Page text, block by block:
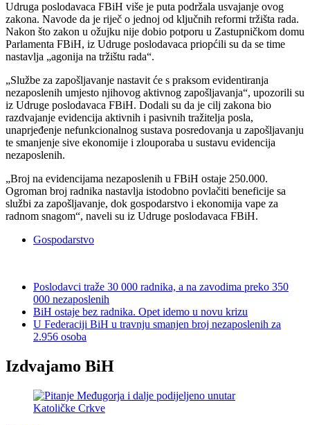
Udruga poslodavaca FBiH više je puta podržala usvajanje ovog
zakona. Navode da je riječ o jednoj od ključnih reformi tržišta rada.
Nakon što zakon u ožujku nije dobio potporu u Zastupničkom domu
Parlamenta FBiH, iz Udruge poslodavaca priopćili su da se time
nastavlja „agonija na tržištu rada“.
„Službe za zapošljavanje nastavit će s praksom evidentiranja
nezaposlenih umjesto njihovog aktivnog zapošljavanja“, upozorili su
iz Udruge poslodavaca FBiH. Dodali su da je cilj zakona bio
razdvajanje evidencija aktivnih i pasivnih tražitelja posla,
unaprjeđenje nefunkcionalnog sustava posredovanja u zapošljavanju
te smanjenje sive ekonomije i zlouporaba u sustavu evidencija
nezaposlenih.
„Broj na evidencijama nezaposlenih u FBiH ostaje 250.000.
Ogroman broj radnika nastavlja istodobno povlačiti beneficije sa
službi za zapošljavanje, dok gospodarstvo i ekonomija vape za
radnom snagom“, naveli su iz Udruge poslodavaca FBiH.
Gospodarstvo
Poslodavci traže 30 000 radnika, a na zavodima preko 350
000 nezaposlenih
BiH ostaje bez radnika. Opet idemo u novu krizu
U Federaciji BiH u travnju smanjen broj nezaposlenih za
2.956 osoba
Izdvajamo BiH